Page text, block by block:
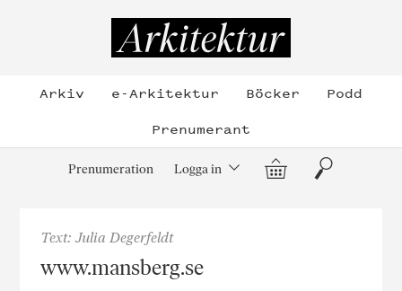
Arkiv e-Arkitektur Böcker
Podd
Prenumerant
Prenumeration Logga in Varukorg
Sök
Text: Julia Degerfeldt
www.mansberg.se